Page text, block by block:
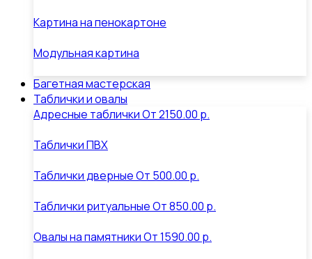
Картина на пенокартоне
Модульная картина
Багетная мастерская
Таблички и овалы
Адресные табличкиОт2150.00 р.
Таблички ПВХ
Таблички дверныеОт 500.00 р.
Таблички ритуальныеОт850.00 р.
Овалы на памятникиОт1590.00 р.